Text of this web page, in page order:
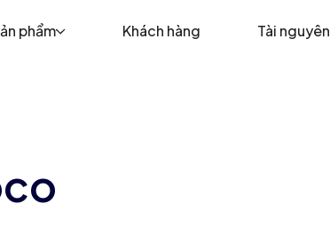
phẩm Khách hàng Tài nguyên